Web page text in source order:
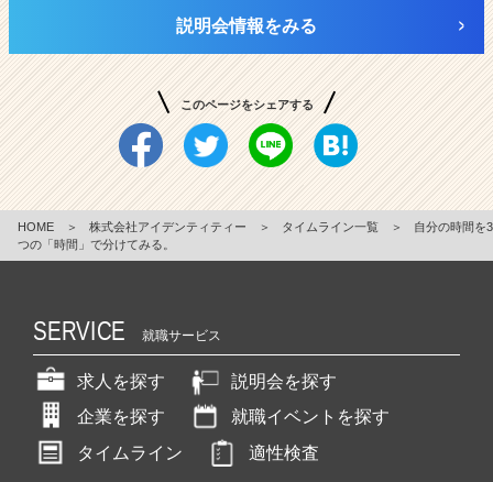
説明会情報をみる
このページをシェアする
HOME ＞ 株式会社アイデンティティー ＞ タイムライン一覧 ＞
自分の時間を3
つの「時間」で分けてみる。
SERVICE 就職サービス
求人を探す
説明会を探す
企業を探す
就職イベントを探す
タイムライン
適性検査